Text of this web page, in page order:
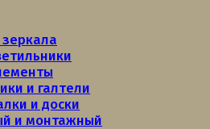
и галтели
и доски
и монтажный